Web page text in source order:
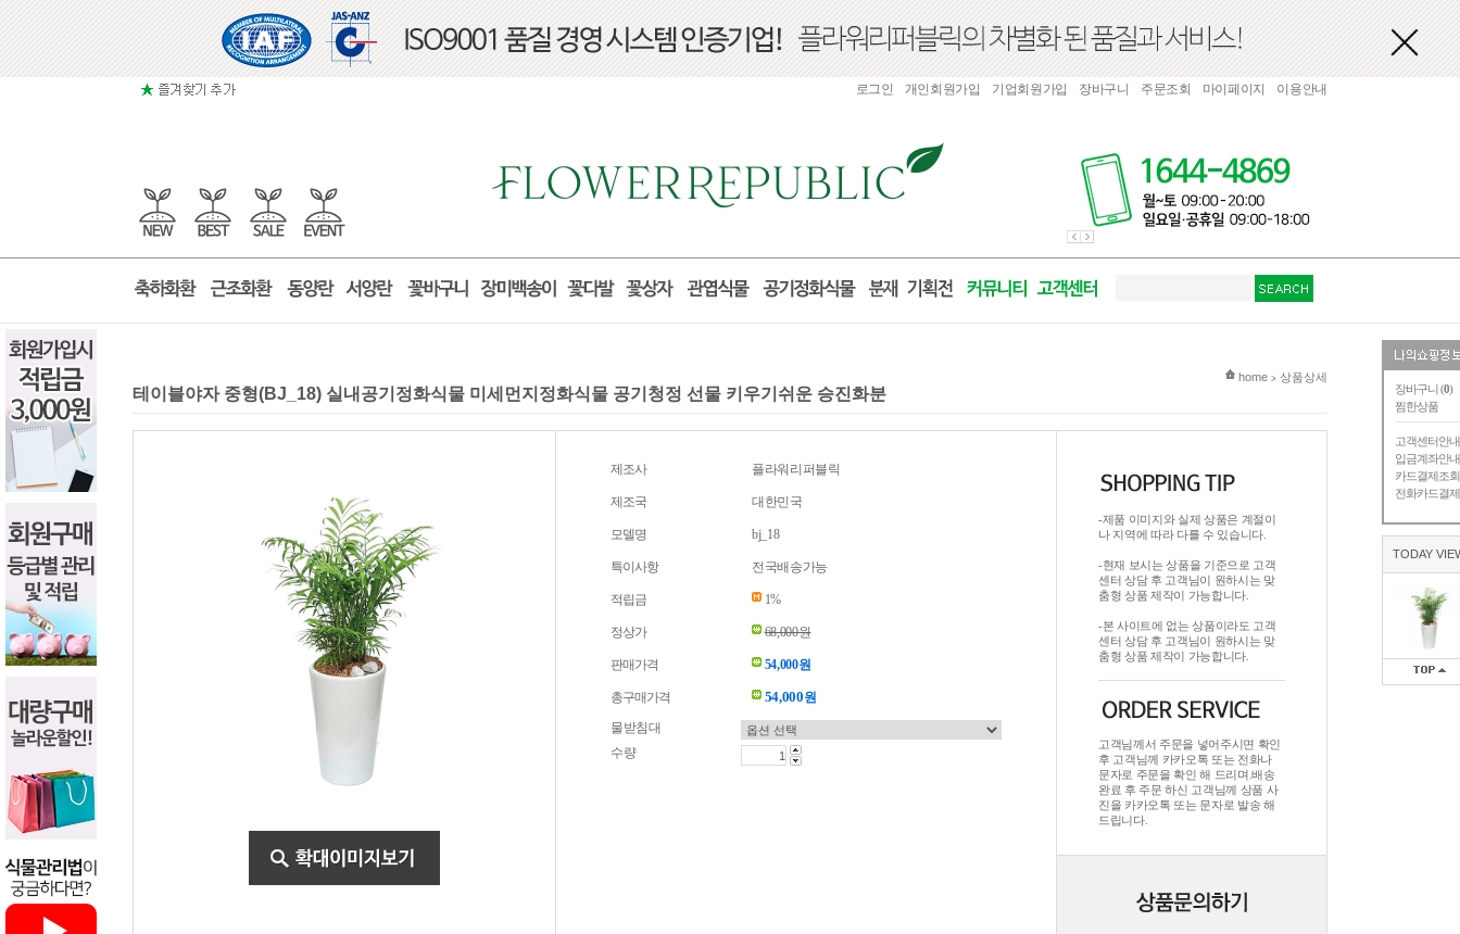
장바구니 (0)
찜한상품
고객센터안내
입금계좌안내
카드결제조회
전화카드결제
TODAY
로그인 개인회원가입 기업회원가입 장바구니 주문조회 마이페이지 이용안내
현재 위치
home > 상품상세
테이블야자 중형(BJ_18) 실내공기정화식물 미세먼지정화식물 공기청정 선물 키우기쉬운 승진화분
제조사 플라워리퍼블릭
제조국 대한민국
모델명 bj_18
특이사항 전국배송가능
적립금 1%
정상가 68,000원
판매가격 54,000원
총구매가격 54,000원
물받침대
수량
-제품 이미지와 실제 상품은 계절이
나 지역에 따라 다를 수 있습니다.
-현재 보시는 상품을 기준으로 고객
센터 상담 후 고객님이 원하시는 맞
춤형 상품 제작이 가능합니다.
-본 사이트에 없는 상품이라도 고객
센터 상담 후 고객님이 원하시는 맞
춤형 상품 제작이 가능합니다.
고객님께서 주문을 넣어주시면 확인
후 고객님께 카카오톡 또는 전화나
문자로 주문을 확인 해 드리며.배송
완료 후 주문 하신 고객님께 상품 사
진을 카카오톡 또는 문자로 발송 해
드립니다.